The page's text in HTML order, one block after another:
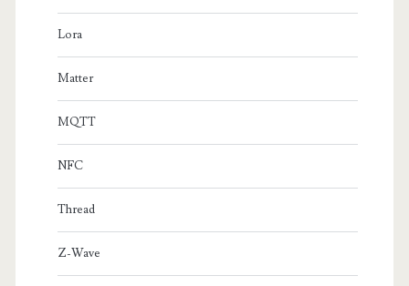
Lora
Matter
MQTT
NFC
Thread
Z-Wave